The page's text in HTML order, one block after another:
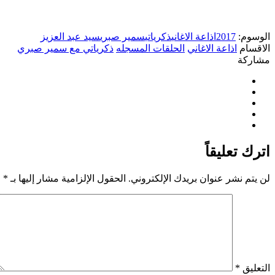
الوسوم: 2017 اذاعة الاغانيذكرياتيسمير صبريسيد عبد العزيز
الاقسام اذاعة الاغاني الحلقات المسجله ذكرياتي مع سمير صبري
مشاركة
اترك تعليقاً
لن يتم نشر عنوان بريدك الإلكتروني. الحقول الإلزامية مشار إليها بـ *
التعليق *